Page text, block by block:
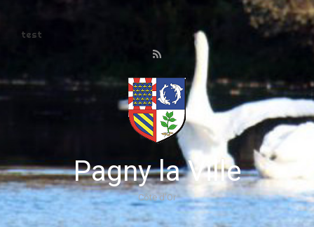
test
Pagny la Ville
Côte d'Or